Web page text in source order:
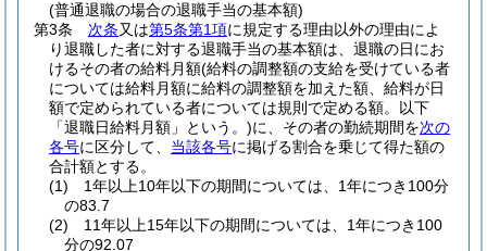
(普通退職の場合の退職手当の基本額)
第3条
次条又は第5条第1項に規定する理由以外の理由によ
り退職した者に対する退職手当の基本額は、退職の日にお
けるその者の給料月額(給料の調整額の支給を受けている者
については給料月額に給料の調整額を加えた額、給料が日
額で定められている者については規則で定める額。以下
「退職日給料月額」という。)に、その者の勤続期間を次の
各号に区分して、 当該各号に掲げる割合を乗じて得た額の
合計額とする。
(1)
1年以上10年以下の期間については、1年につき100分
の83.7
(2)
11年以上15年以下の期間については、1年につき100
分の92.07